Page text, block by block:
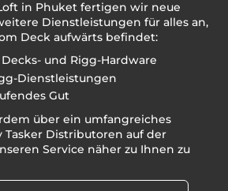
in Phuket fertigen wir neue
Dienstleistungen für alles an,
Deck aufwärts befindet:
und Rigg-Hardware
Dienstleistungen
Gut
über ein umfangreiches
Tasker Distributoren auf der
Service näher zu Ihnen zu